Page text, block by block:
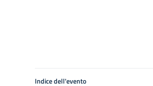
Indice dell'evento